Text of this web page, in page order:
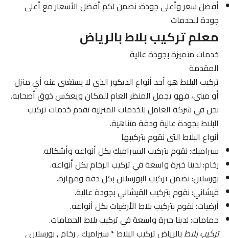
أفضل سعر وأعلى جودة: نضمن لكم أفضل الأسعار مع أعلى
جودة للخدمات
معلم تركيب بلاط بالرياض
خدمات متميزة بجودة عالية
المقدمة
تركيب البلاط هو أحد أنواع الديكور الذي لا يستغني عنه أي منزل
أو مبنى، فهو يجمل المنظر العام للمكان ويعكس ذوق أصحابه.
نحن في شركة العامل للخدمات المنزلية نقدم خدمات تركيب
البلاط بجودة عالية ودقة متناهية.
أنواع البلاط التي نقوم بتركيبها
سيراميك: نقوم بتركيب السيراميك بكل أنواعه وأشكاله.
رخام: لدينا خبرة واسعة في تركيب الرخام بكل أنواعه.
بورسلان: نضمن تركيب البورسلان بكل دقة ومهارة.
قيشاني: نقوم بتركيب القيشاني بجودة عالية.
أرضيات: نقوم بتركيب بلاط الأرضيات بكل أنواعه.
حمامات: لدينا خبرة واسعة في تركيب بلاط الحمامات.
تركيب بلاطبالرياض تركيب البلاط * سيراميك , رخام , بورسلان ,